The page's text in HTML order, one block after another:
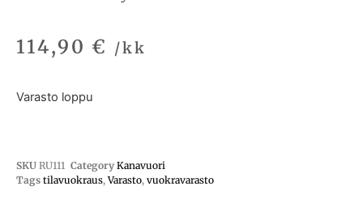
114,90 € /kk
Varasto loppu
SKU RU111 Category Kanavuori
Tags tilavuokraus,Varasto, vuokravarasto